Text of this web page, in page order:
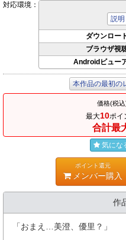
対応環境：
説明
ダウンロー
ブラウザ視
Androidビュー
本作品の最初の
価格(税込
最大10ポイ
合計最
気にな
ポイント還元
メンバー購入
作
「おまえ…美澄、優里？」